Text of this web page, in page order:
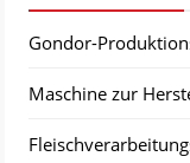
Gondor-
Maschine zur